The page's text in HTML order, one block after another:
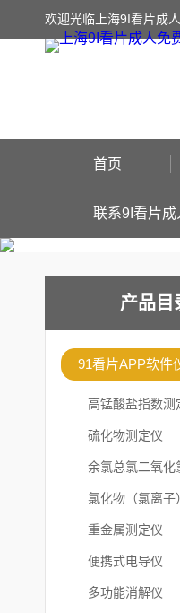
欢迎光临上海9I看片
首页
联系9I看片
产品目
91看片APP软件
高锰酸盐指数测
硫化物测定仪
余氯总氯二氧化
氯化物（氯离子
重金属测定仪
便携式电导仪
多功能消解仪